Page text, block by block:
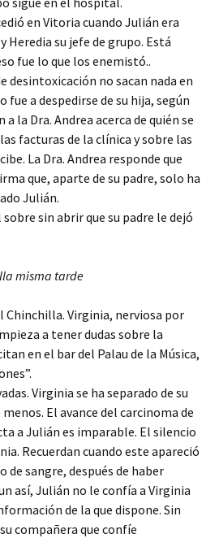
en Vitoria cuando Julián era
su jefe de grupo. Está
fue lo que los enemistó..
desintoxicación no sacan nada en
fue a despedirse de su hija, según
la Dra. Andrea acerca de quién se
facturas de la clínica y sobre las
La Dra. Andrea responde que
que, aparte de su padre, solo ha
Julián.
sin abrir que su padre le dejó
misma tarde
Chinchilla. Virginia, nerviosa por
a tener dudas sobre la
en el bar del Palau de la Música,
Virginia se ha separado de su
El avance del carcinoma de
a Julián es imparable. El silencio
Recuerdan cuando este apareció
de sangre, después de haber
así, Julián no le confía a Virginia
de la que dispone. Sin
compañera que confíe